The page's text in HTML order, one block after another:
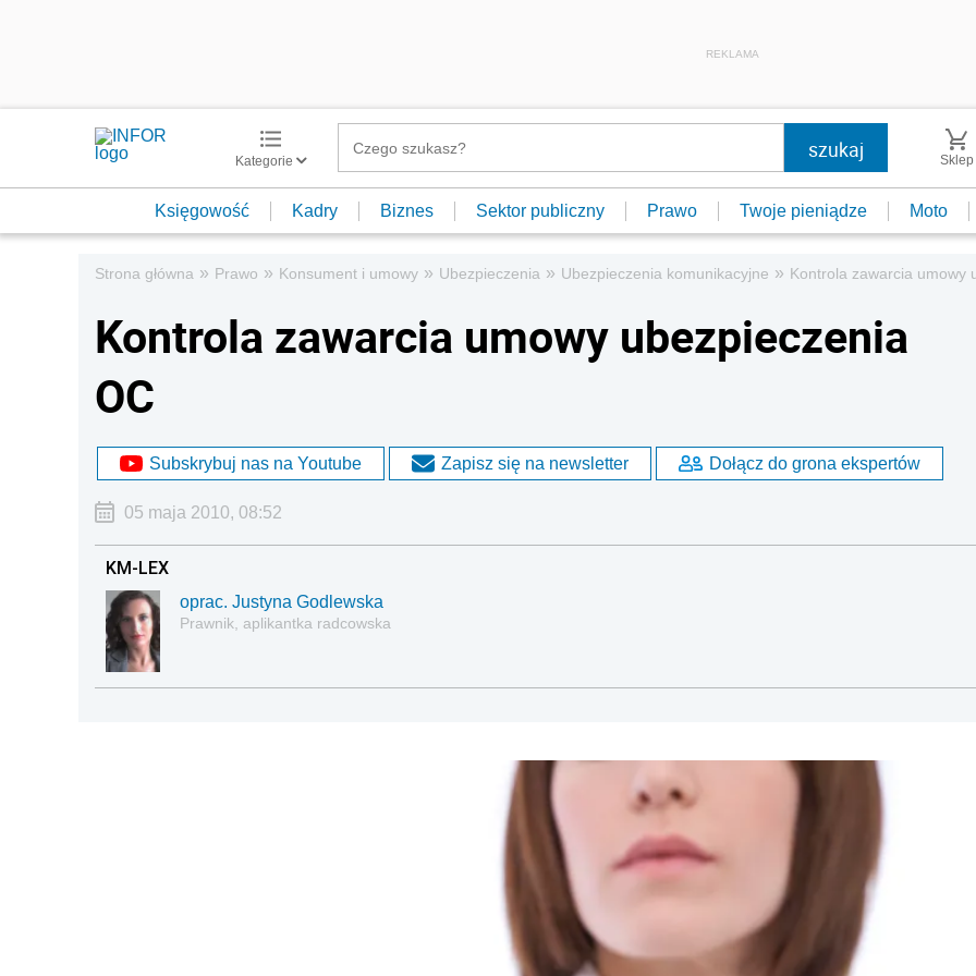
REKLAMA
Kategorie Sklep
Księgowość Kadry Biznes Sektor publiczny Prawo Twoje pieniądze Moto
Strona główna » Prawo » Konsument i umowy » Ubezpieczenia » Ubezpieczenia komunikacyjne » Kontrola zawarcia umowy
Kontrola zawarcia umowy ubezpieczenia
OC
Subskrybuj nas na Youtube Zapisz się na newsletter Dołącz do grona ekspertów
05 maja 2010, 08:52
KM-LEX
oprac. Justyna Godlewska
Prawnik, aplikantka radcowska